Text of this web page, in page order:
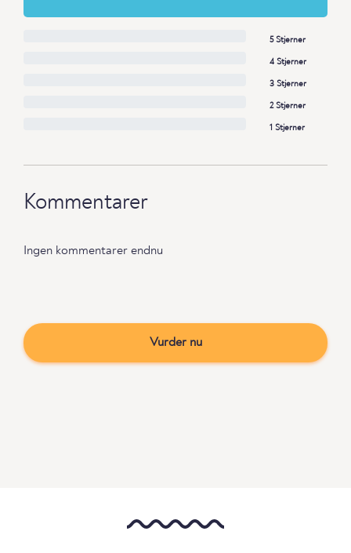
5 Stjerner
4 Stjerner
3 Stjerner
2 Stjerner
1 Stjerner
Kommentarer
Ingen kommentarer endnu
Vurder nu